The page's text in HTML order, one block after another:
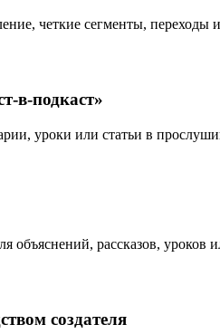
четкие сегменты, переходы
в-подкаст»
уроки или статьи в
объяснений, рассказов, уроков
создателя